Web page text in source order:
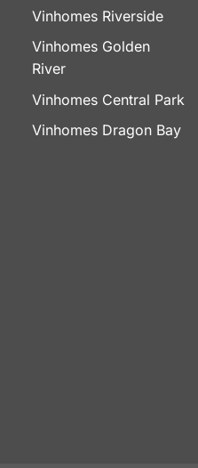
Vinhomes Riverside
Vinhomes Golden
River
Vinhomes Central Park
Vinhomes Dragon Bay